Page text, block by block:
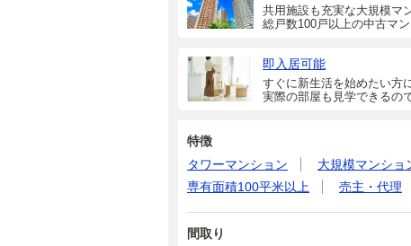
共用施設も充実な大規模マ
総戸数100戸以上の中古マ
即入居可能
すぐに新生活を始めたい方
実際の部屋も見学できるの
特徴
タワーマンション
大規模マンショ
専有面積100平米以上
売主・代理
間取り